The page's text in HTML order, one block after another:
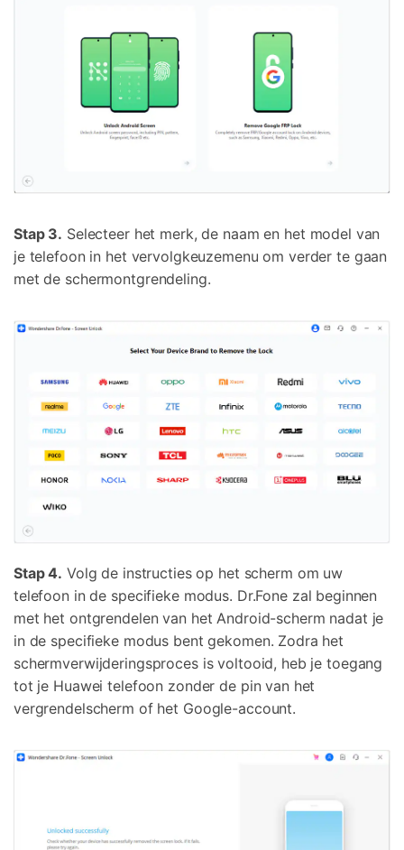
Stap 3. Selecteer het merk, de naam en het model van
je telefoon in het vervolgkeuzemenu om verder te gaan
met de schermontgrendeling.
Stap 4. Volg de instructies op het scherm om uw
telefoon inde specifieke modus. Dr.Fone zal beginnen
met het ontgrendelen van het Android-scherm nadat je
in de specifieke modus bent gekomen. Zodra het
schermverwijderingsproces is voltooid, heb je toegang
tot je Huawei telefoon zonder de pin van het
vergrendelscherm of het Google-account.